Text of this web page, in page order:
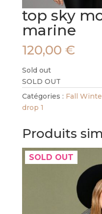
top sky
marine
120,00 €
Sold out
SOLD OUT
Catégories : Fall
drop 1
Produits
SOLD OUT